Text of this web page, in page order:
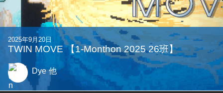
2025年9月20日
TWIN MOVE 【1-Monthon 2025 26班】
Dye 他